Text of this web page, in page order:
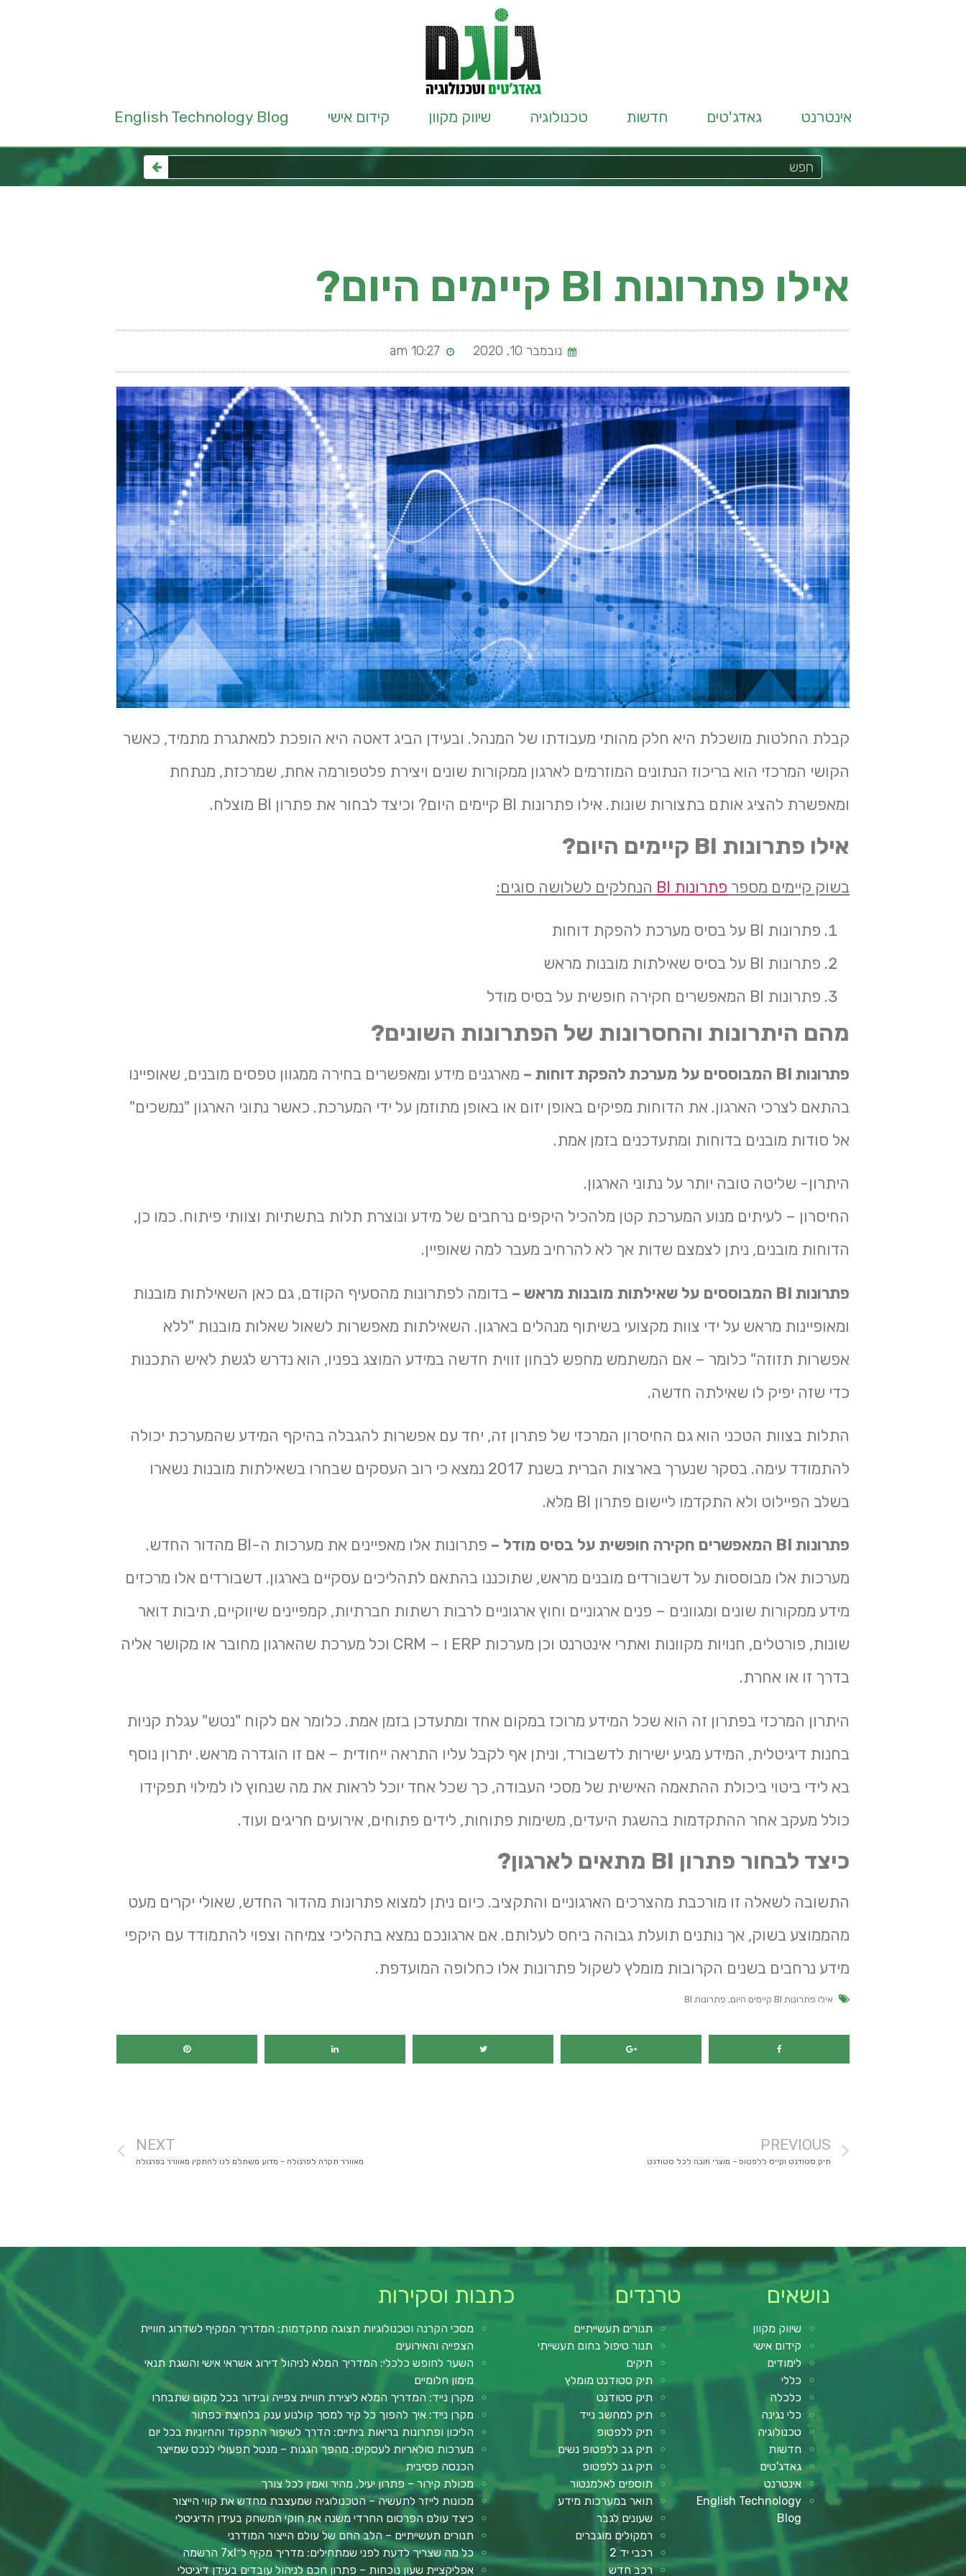
אינטרנט גאדג'טים חדשות טכנולוגיה שיווק מקוון קידום אישי English Technology Blog
אילו פתרונות BI קיימים היום?
נובמבר 10, 2020 10:27 am
קבלת החלטות מושכלת היא חלק מהותי מעבודתו של המנהל. ובעידן הביג דאטה היא הופכת למאתגרת מתמיד, כאשר
הקושי המרכזי הוא בריכוז הנתונים המוזרמים לארגון ממקורות שונים ויצירת פלטפורמה אחת, שמרכזת, מנתחת
ומאפשרת להציג אותם בתצורות שונות. אילו פתרונות BI קיימים היום? וכיצד לבחור את פתרון BI מוצלח.
אילו פתרונות BI קיימים היום?
בשוק קיימים מספר פתרונות BI הנחלקים לשלושה סוגים:
פתרונות BI על בסיס מערכת להפקת דוחות
פתרונות BI על בסיס שאילתות מובנות מראש
פתרונות BI המאפשרים חקירה חופשית על בסיס מודל
מהם היתרונות והחסרונות של הפתרונות השונים?
פתרונות BI המבוססים על מערכת להפקת דוחות – מארגנים מידע ומאפשרים בחירה ממגוון טפסים מובנים, שאופיינו
בהתאם לצרכי הארגון. את הדוחות מפיקים באופן יזום או באופן מתוזמן על ידי המערכת. כאשר נתוני הארגון "נמשכים"
אל סודות מובנים בדוחות ומתעדכנים בזמן אמת.
היתרון- שליטה טובה יותר על נתוני הארגון.
החיסרון – לעיתים מנוע המערכת קטן מלהכיל היקפים נרחבים של מידע ונוצרת תלות בתשתיות וצוותי פיתוח. כמו כן,
הדוחות מובנים, ניתן לצמצם שדות אך לא להרחיב מעבר למה שאופיין.
פתרונות BI המבוססים על שאילתות מובנות מראש – בדומה לפתרונות מהסעיף הקודם, גם כאן השאילתות מובנות
ומאופיינות מראש על ידי צוות מקצועי בשיתוף מנהלים בארגון. השאילתות מאפשרות לשאול שאלות מובנות "ללא
אפשרות תזוזה" כלומר – אם המשתמש מחפש לבחון זווית חדשה במידע המוצג בפניו, הוא נדרש לגשת לאיש התכנות
כדי שזה יפיק לו שאילתה חדשה.
התלות בצוות הטכני הוא גם החיסרון המרכזי של פתרון זה, יחד עם אפשרות להגבלה בהיקף המידע שהמערכת יכולה
להתמודד עימה. בסקר שנערך בארצות הברית בשנת 2017 נמצא כי רוב העסקים שבחרו בשאילתות מובנות נשארו
בשלב הפיילוט ולא התקדמו ליישום פתרון BI מלא.
פתרונות BI המאפשרים חקירה חופשית על בסיס מודל –
פתרונות אלו מאפיינים את מערכות ה-BI מהדור החדש.
מערכות אלו מבוססות על דשבורדים מובנים מראש, שתוכננו בהתאם לתהליכים עסקיים בארגון. דשבורדים אלו מרכזים
מידע ממקורות שונים ומגוונים – פנים ארגוניים וחוץ ארגוניים לרבות רשתות חברתיות, קמפיינים שיווקיים, תיבות דואר
שונות, פורטלים, חנויות מקוונות ואתרי אינטרנט וכן מערכות ERP ו – CRM וכל מערכת שהארגון מחובר או מקושר אליה
בדרך זו או אחרת.
היתרון המרכזי בפתרון זה הוא שכל המידע מרוכז במקום אחד ומתעדכן בזמן אמת. כלומר אם לקוח "נטש" עגלת קניות
בחנות דיגיטלית, המידע מגיע ישירות לדשבורד, וניתן אף לקבל עליו התראה ייחודית – אם זו הוגדרה מראש. יתרון נוסף
בא לידי ביטוי ביכולת ההתאמה האישית של מסכי העבודה, כך שכל אחד יוכל לראות את מה שנחוץ לו למילוי תפקידו
כולל מעקב אחר ההתקדמות בהשגת היעדים, משימות פתוחות, לידים פתוחים, אירועים חריגים ועוד.
כיצד לבחור פתרון BI מתאים לארגון?
התשובה לשאלה זו מורכבת מהצרכים הארגוניים והתקציב. כיום ניתן למצוא פתרונות מהדור החדש, שאולי יקרים מעט
מהממוצע בשוק, אך נותנים תועלת גבוהה ביחס לעלותם. אם ארגונכם נמצא בתהליכי צמיחה וצפוי להתמודד עם היקפי
מידע נרחבים בשנים הקרובות מומלץ לשקול פתרונות אלו כחלופה המועדפת.
אילו פתרונות BI קיימים היום , פתרונות BI
PREVIOUS
תיק סטודנט וקייס ללפטופ – מוצרי חובה לכל סטודנט
NEXT
מאוורר תקרה לפרגולה – מדוע משתלם לנו להתקין מאוורר בפרגולה
נושאים
שיווק מקוון
קידום אישי
לימודים
כללי
כלכלה
כלי נגינה
טכנולוגיה
חדשות
גאדג'טים
אינטרנט
English Technology
Blog
טרנדים
תנורים תעשייתיים
תנור טיפול בחום תעשייתי
תיקים
תיק סטודנט מומלץ
תיק סטודנט
תיק למחשב נייד
תיק ללפטופ
תיק גב ללפטופ נשים
תיק גב ללפטופ
תוספים לאלמנטור
תואר במערכות מידע
שעונים לגבר
רמקולים מוגברים
רכבי יד 2
רכב חדש
כתבות וסקירות
מסכי הקרנה וטכנולוגיות תצוגה מתקדמות: המדריך המקיף לשדרוג חוויית
הצפייה והאירועים
השער לחופש כלכלי: המדריך המלא לניהול דירוג אשראי אישי והשגת תנאי
מימון חלומיים
מקרן נייד: המדריך המלא ליצירת חוויית צפייה ובידור בכל מקום שתבחרו
מקרן נייד: איך להפוך כל קיר למסך קולנוע ענק בלחיצת כפתור
הליכון ופתרונות בריאות ביתיים: הדרך לשיפור התפקוד והחיוניות בכל יום
מערכות סולאריות לעסקים: מהפך הגגות – מנטל תפעולי לנכס שמייצר
הכנסה פסיבית
מכולת קירור – פתרון יעיל, מהיר ואמין לכל צורך
מכונות לייזר לתעשיה – הטכנולוגיה שמעצבת מחדש את קווי הייצור
כיצד עולם הפרסום החרדי משנה את חוקי המשחק בעידן הדיגיטלי
תנורים תעשייתיים – הלב החם של עולם הייצור המודרני
כל מה שצריך לדעת לפני שמתחילים: מדריך מקיף ל־7xl הרשמה
אפליקציית שעון נוכחות – פתרון חכם לניהול עובדים בעידן דיגיטלי